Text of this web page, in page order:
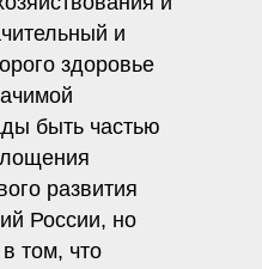
и
здоровье
быть частью
развития
России, но
том, что